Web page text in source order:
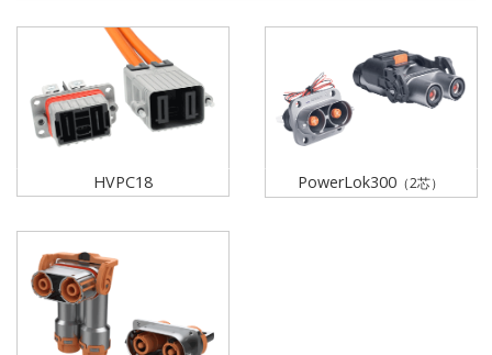
HVPC18 PowerLok300 （2芯）